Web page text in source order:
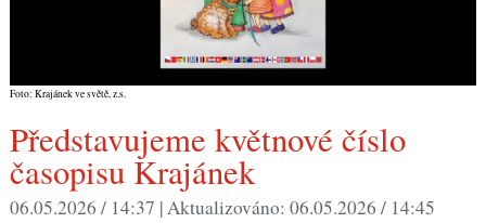
Foto: Krajánek ve světě, z.s.
Představujeme květnové číslo
časopisu Krajánek
06.05.2026 / 14:37 |Aktualizováno: 06.05.2026 / 14:45